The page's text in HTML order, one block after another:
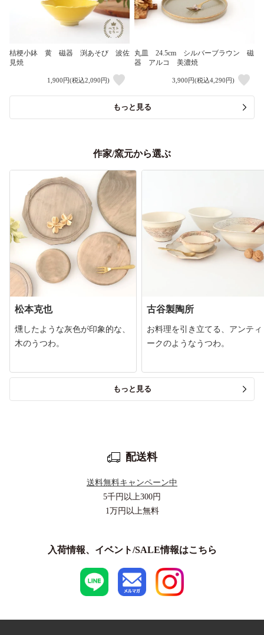
桔梗小鉢 黄 磁器 渕あそび 波佐
見焼
1,900円(税込2,090円)
丸皿 24.5cm シルバーブラウン 磁
器 アルコ 美濃焼
3,900円(税込4,290円)
もっと見る
作家/窯元から選ぶ
松本克也
燻したような灰色が印象的な、
木のうつわ。
古谷製陶所
お料理を引き立てる、アンティ
ークのようなうつわ。
もっと見る
配送料
送料無料キャンペーン中
5千円以上300円
1万円以上無料
入荷情報、イベント/SALE情報はこちら